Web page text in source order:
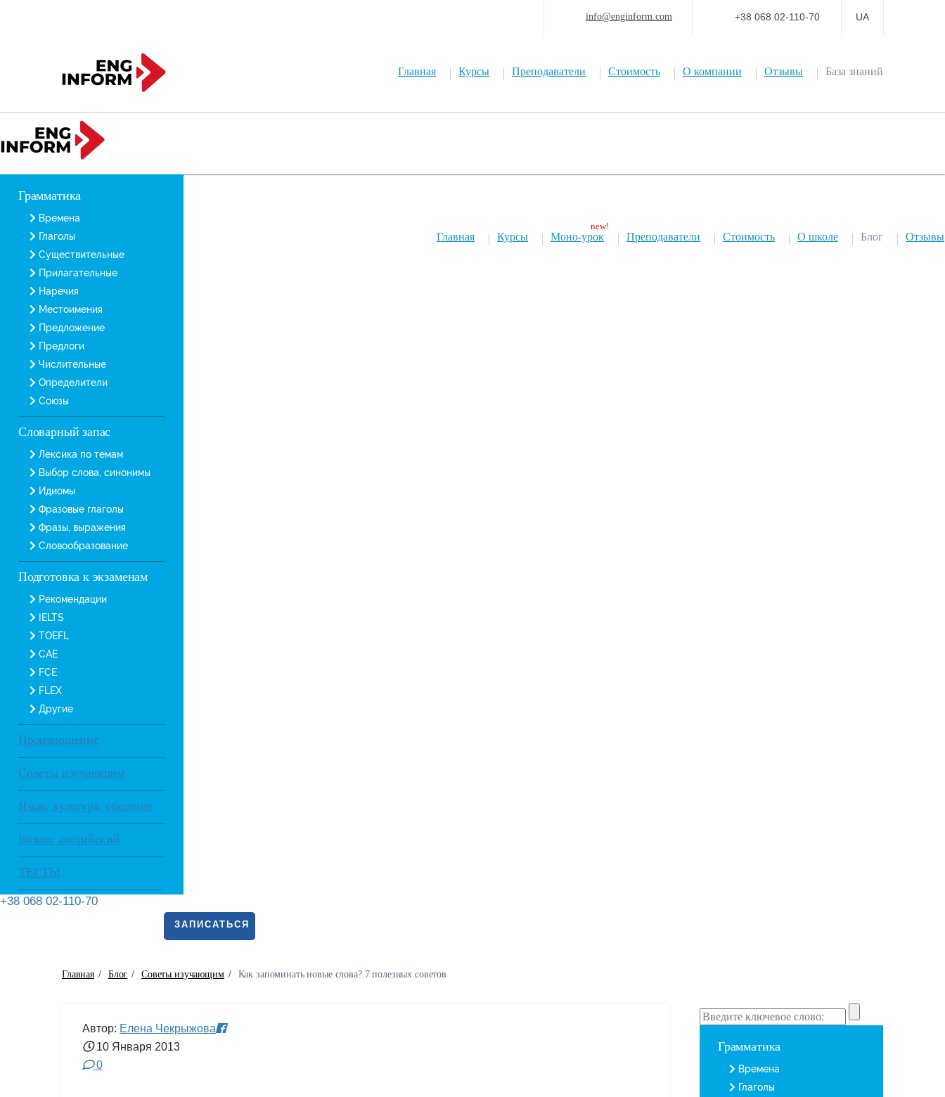
info@enginform.com +38 068 02-110-70 UA
База знаний
Отзывы
О компании
Стоимость
Преподаватели
Курсы
Главная
Грамматика
Времена
Глаголы
Существительные
Прилагательные
Наречия
Местоимения
Предложение
Предлоги
Числительные
Определители
Союзы
Словарный запас
Лексика по темам
Выбор слова, синонимы
Идиомы
Фразовые глаголы
Фразы, выражения
Словообразование
Подготовка к экзаменам
Рекомендации
IELTS
TOEFL
CAE
FCE
FLEX
Другие
Произношение
Советы изучающим
Язык, культура, общение
Бизнес английский
ТЕСТЫ
Отзывы
Блог
О школе
Стоимость
Преподаватели
Моно-урок
Курсы
Главная
+38 068 02-110-70
ЗАПИСАТЬСЯ
Главная / Блог / Советы изучающим / Как запоминать новые слова? 7 полезных советов
Автор: Елена Чекрыжова
10 Января 2013
0
Грамматика
Времена
Глаголы